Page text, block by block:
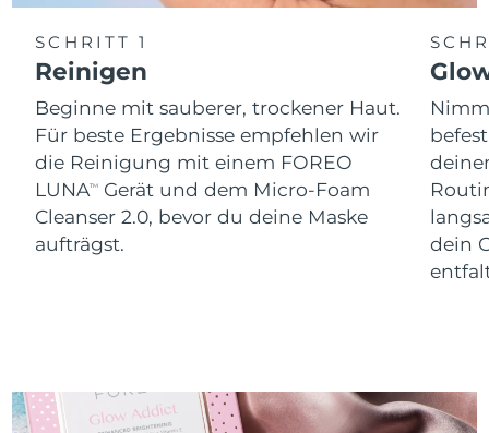
SCHRITT 1
Reinigen
Beginne mit sauberer, trockener Haut.
Für beste Ergebnisse empfehlen wir
die Reinigung mit einem FOREO
LUNATM
Gerät und dem Micro-Foam
Cleanser 2.0, bevor du deine Maske
aufträgst.
dein